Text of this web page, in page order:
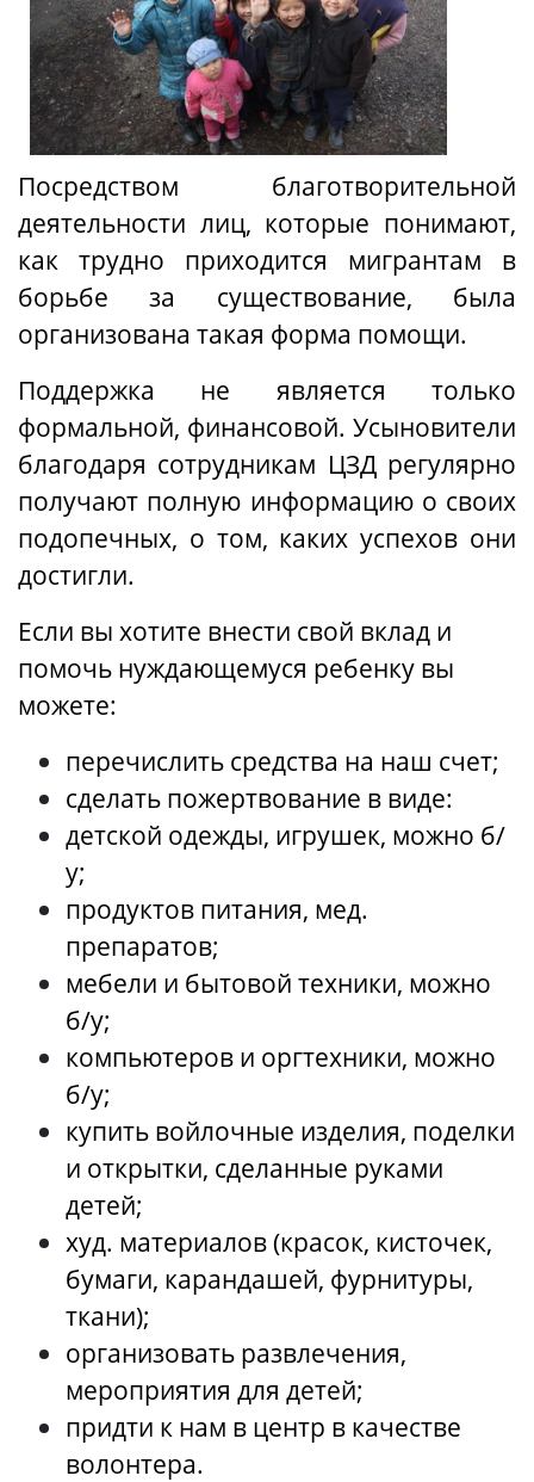
Посредством благотворительной
деятельности лиц, которые понимают,
как трудно приходится мигрантам в
борьбе за существование, была
организована такая форма помощи.
Поддержка не является только
формальной, финансовой. Усыновители
благодаря сотрудникам ЦЗД регулярно
получают полную информацию о своих
подопечных, о том, каких успехов они
достигли.
Если вы хотите внести свой вклад и
помочь нуждающемуся ребенку вы
можете:
перечислить средства на наш счет;
сделать пожертвование в виде:
детской одежды, игрушек, можно б/
у;
продуктов питания, мед.
препаратов;
мебели и бытовой техники, можно
б/у;
компьютеров и оргтехники, можно
б/у;
купить войлочные изделия, поделки
и открытки, сделанные руками
детей;
худ. материалов (красок, кисточек,
бумаги, карандашей, фурнитуры,
ткани);
организовать развлечения,
мероприятия для детей;
придти к нам в центр в качестве
волонтера.